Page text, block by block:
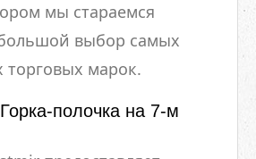
мы стараемся
выбор самых
торговых марок.
полочка на 7-м